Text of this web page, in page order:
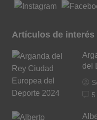
Artículos de interés
del
5